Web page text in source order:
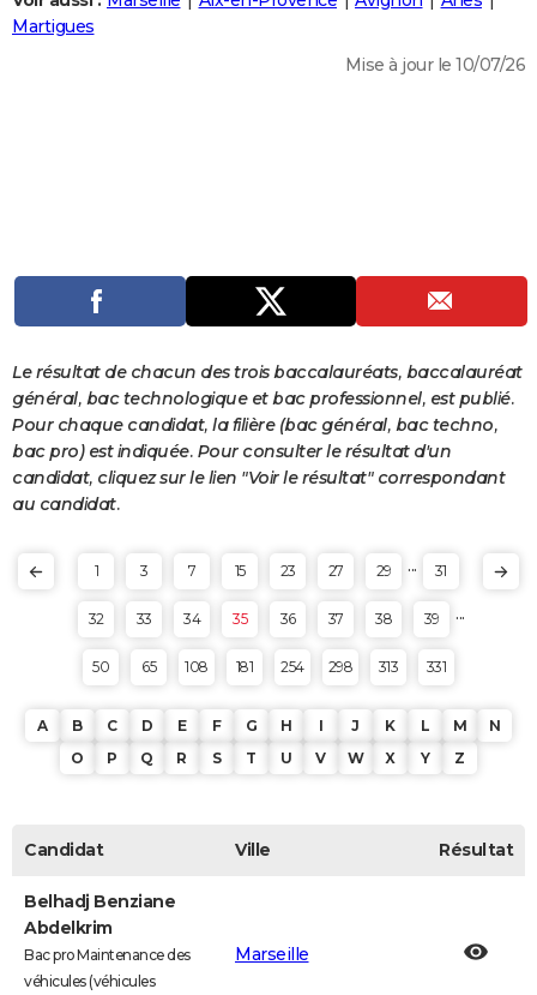
Destinations
City break
Voyage nature
Voyage de noces
Forum
Climat
+
PHOTO
PROGRAMME TV
S'inscrire
Se connecter
Lycées
Collèges
Primaires
Universités
Entreprises
Service militaire
Avis de recherche
AVIS DE DÉCÈS
FORUM
Bricolage
Lifestyle
Culture
Sport
Auto
Television
Voyage
Cinema
Martigues
Mise à jour le 10/07/26
Le résultat de chacun des trois baccalauréats, baccalauréat
général, bac technologique et bac professionnel, est publié.
Pour chaque candidat, la filière (bac général, bac techno,
bac pro) est indiquée. Pour consulter le résultat d'un
candidat, cliquez sur le lien "Voir le résultat" correspondant
au candidat.
1 3 7 15 23 27 29 ... 31
32 33 34 35 36 37 38 39 ...
50 65 108 181 254 298 313 331
A B C D E F G H I J K L M
N
O
P Q R S T U V W X Y Z
Candidat Ville Résultat
Belhadj Benziane
Abdelkrim
Bac pro Maintenance des
véhicules (véhicules
Marseille